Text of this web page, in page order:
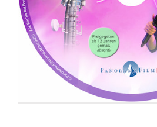
DVD: Beziehung zu